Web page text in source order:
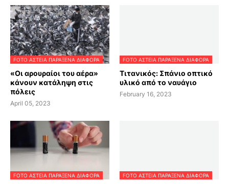
FOTO ΑΣΤΕΙΑ ΠΑΡΑΞΕΝΑ ΔΙΑΦΟΡΑ
«Οι αρουραίοι του αέρα»
κάνουν κατάληψη στις
πόλεις
April 05, 2023
FOTO ΑΣΤΕΙΑ ΠΑΡΑΞΕΝΑ ΔΙΑΦΟΡΑ
Τιτανικός: Σπάνιο οπτικό
υλικό από το ναυάγιο
February 16, 2023
FOTO ΑΣΤΕΙΑ ΠΑΡΑΞΕΝΑ ΔΙΑΦΟΡΑ FOTO ΑΣΤΕΙΑ ΠΑΡΑΞΕΝΑ ΔΙΑΦΟΡΑ